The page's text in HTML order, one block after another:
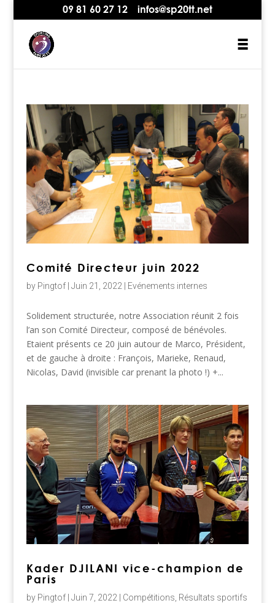
09 81 60 27 12 infos@sp20tt.net
Comité Directeur juin 2022
by Pingtof| Juin 21, 2022 Evénements internes
Solidement structurée, notre Association réunit 2 fois
l’an son Comité Directeur, composé de bénévoles.
Etaient présents ce 20 juin autour de Marco, Président,
et de gauche à droite : François, Marieke, Renaud,
Nicolas, David (invisible car prenant la photo !) +...
Kader DJILANI vice-champion de
Paris
by Pingtof| Juin 7, 2022 | Compétitions Résultats sportifs